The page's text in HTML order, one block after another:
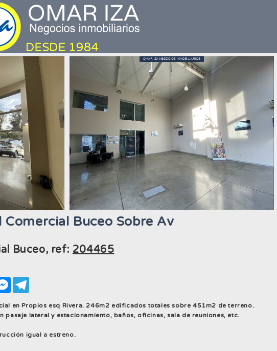
Comercial Buceo Sobre Av
Buceo, ref: 204465
Messenger
en Propios esq Rivera. 246m2 edificados totales sobre 451m2 de terreno.
pasaje lateral y estacionamiento, baños, oficinas, sala de reuniones, etc.
igual a estreno.